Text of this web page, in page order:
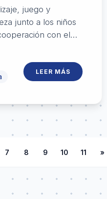
juego y
junto a los niños
con el
LEER MÁS
7 8 9 10 11 »